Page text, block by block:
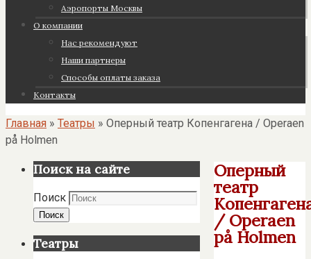
Аэропорты Москвы
О компании
Нас рекомендуют
Наши партнеры
Cпособы оплаты заказа
Контакты
Главная » Театры » Оперный театр Копенгагена / Operaen
på Holmen
Оперный
театр
/ Operaen
på Holmen
Поиск на сайте
Поиск
Поиск
Театры